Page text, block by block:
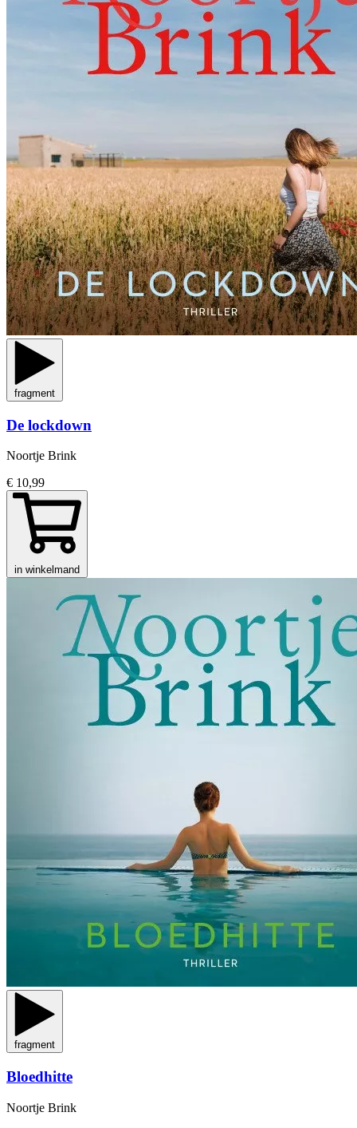
fragment
De lockdown
Noortje Brink
€ 10,99
in winkelmand
fragment
Bloedhitte
Noortje Brink